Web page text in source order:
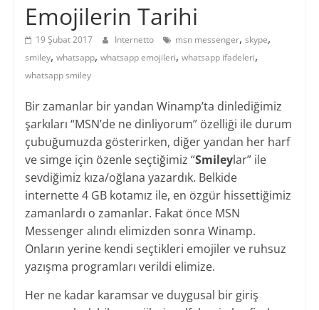
Emojilerin Tarihi
19 Şubat 2017 Internetto msn messenger, skype,
smiley, whatsapp, whatsapp emojileri, whatsapp ifadeleri,
whatsapp smiley
Bir zamanlar bir yandan Winamp’ta dinlediğimiz
şarkıları “MSN’de ne dinliyorum” özelliği ile durum
çubuğumuzda gösterirken, diğer yandan her harf
ve simge için özenle seçtiğimiz “Smileylar” ile
sevdiğimiz kıza/oğlana yazardık. Belkide
internette 4 GB kotamız ile, en özgür hissettiğimiz
zamanlardı o zamanlar. Fakat önce MSN
Messenger alındı elimizden sonra Winamp.
Onların yerine kendi seçtikleri emojiler ve ruhsuz
yazışma programları verildi elimize.
Her ne kadar karamsar ve duygusal bir giriş